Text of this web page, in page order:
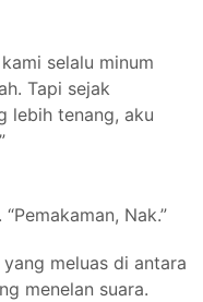
selalu minum
Tapi sejak
lebih tenang, aku
Nak.”
meluas di antara
menelan suara.